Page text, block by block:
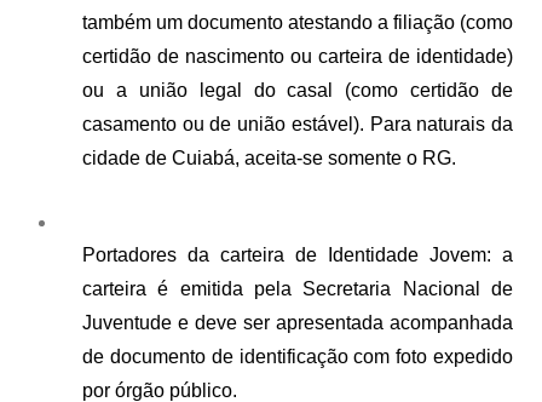
também um documento atestando a filiação (como
certidão de nascimento ou carteira de identidade)
ou a união legal do casal (como certidão de
casamento ou de união estável). Para naturais da
cidade de Cuiabá, aceita-se somente o RG.
Portadores da carteira de Identidade Jovem: a
carteira é emitida pela Secretaria Nacional de
Juventude e deve ser apresentada acompanhada
de documento de identificação com foto expedido
por órgão público.